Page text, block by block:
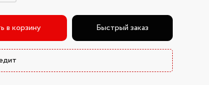
в корзину Быстрый заказ